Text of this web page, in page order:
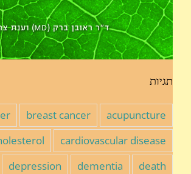
תגיות
acupuncture
breast cancer
cardiovascular disease
death
dementia
depression